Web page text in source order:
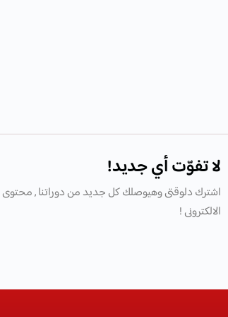
لا تفوّت أي جديد!
اشترك دلوقتى وهيوصلك كل جديد من دوراتنا ,
الالكترونى !